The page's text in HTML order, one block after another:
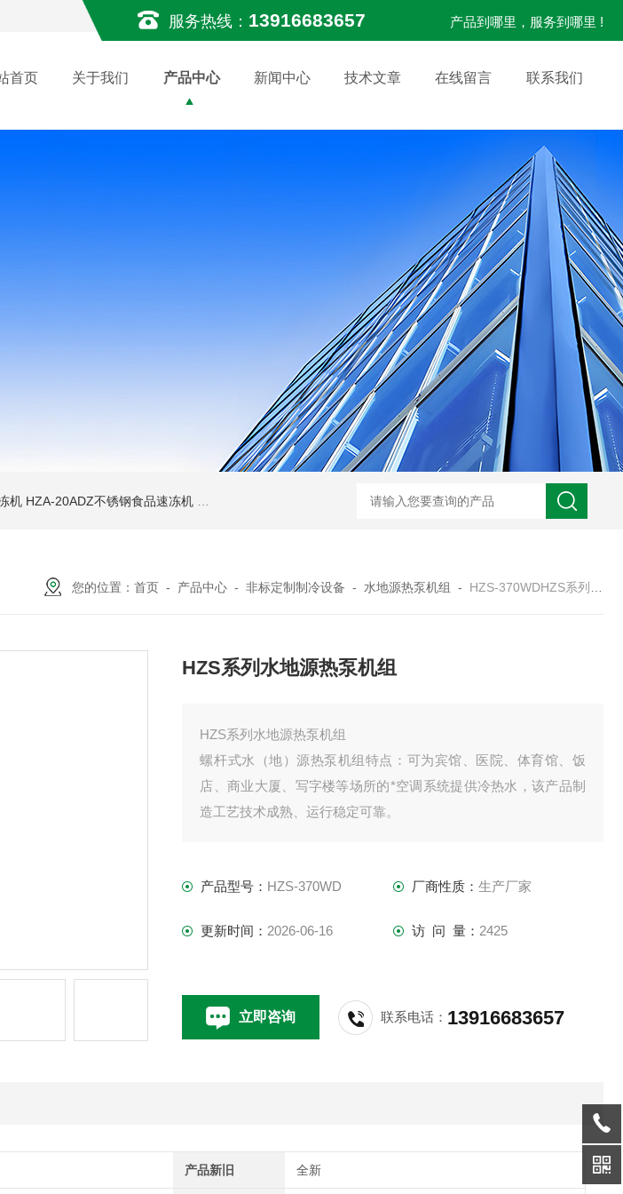
服务热线： 13916683657 产品到哪里，服务到哪里 !
首页 关于我们 产品中心 新闻中心 技术文章 在线留言 联系我们
机 HZA-20ADZ不锈钢食品速冻机 HZC-30A药厂车间水冷空调机 HZOT-30-24
您的位置：首页 - 产品中心 -非标定制制冷设备 - 水地源热泵机组 - HZS-370WDHZS系列水地源热泵机组
HZS系列水地源热泵机组
HZS系列水地源热泵机组
螺杆式水（地）源热泵机组特点：可为宾馆、医院、体育馆、饭
店、商业大厦、写字楼等场所的*空调系统提供冷热水，该产品制
造工艺技术成熟、运行稳定可靠。
产品型号： HZS-370WD 厂商性质： 生产厂家
更新时间： 2026-06-16 访 问 量： 2425
立即咨询 联系电话： 13916683657
产品新旧 全新